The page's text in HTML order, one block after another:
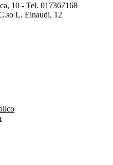
10 - Tel. 017367168
L. Einaudi, 12